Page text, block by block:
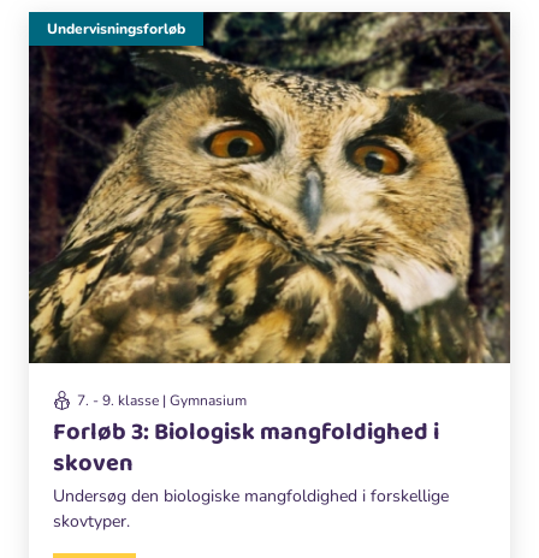
7. - 9. klasse | Gymnasium
Forløb 3: Biologisk mangfoldighed i
skoven
Undersøg den biologiske mangfoldighed i forskellige
skovtyper.
Undervisningsforløb